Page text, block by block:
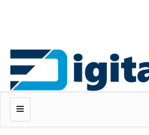
منو